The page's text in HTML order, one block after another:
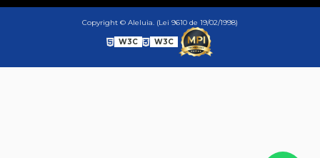
Copyright © Aleluia. (Lei 9610 de 19/02/1998)
W3C W3C